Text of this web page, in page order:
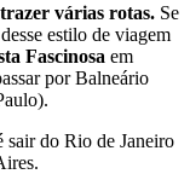
várias rotas. Se
estilo de viagem
Fascinosa em
por Balneário
sair do Rio de Janeiro